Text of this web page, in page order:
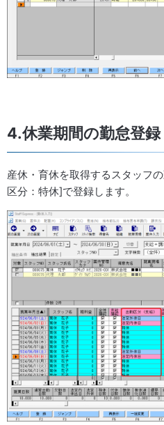
4.休業期間の勤怠登録
産休・育休を取得するスタッフ
区分：特休]で登録します。